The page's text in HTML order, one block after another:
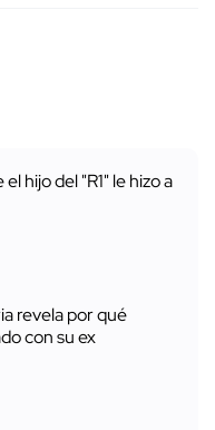
hijo del "R1" le hizo a
revela por qué
con su ex